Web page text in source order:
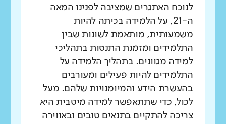
לנוכח האתגרים שמציבה לפנינו המאה
ה-21, על הלמידה בכיתה להיות
משמעותית, מותאמת לשונות שבין
התלמידים ומזמנת התנסות בתהליכי
למידה מגוונים. בתהליך הלמידה על
התלמידים להיות פעילים ומעורבים
בהעשרת הידע והמיומנויות שלהם. מעל
לכול, כדי שתתאפשר למידה מיטבית היא
צריכה להתקיים בתנאים טובים ובאווירה